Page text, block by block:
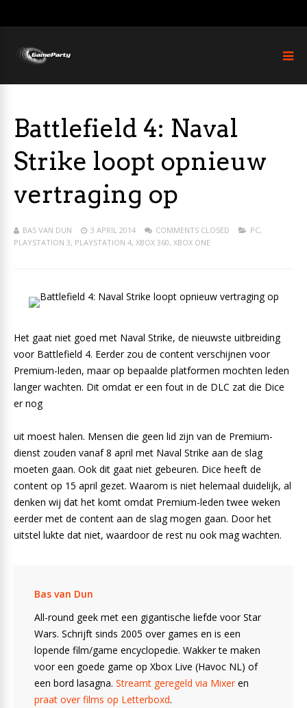
Battlefield 4: Naval
Strike loopt opnieuw
vertraging op
BAS VAN DUN 3 APRIL 2014 COMMENTS CLOSED PC,
PLAYSTATION 3, PLAYSTATION 4, XBOX 360, XBOX ONE
Het gaat niet goed met Naval Strike, de nieuwste uitbreiding
voor Battlefield 4. Eerder zou de content verschijnen voor
Premium-leden, maar op bepaalde platformen mochten leden
langer wachten. Dit omdat er een fout in de DLC zat die Dice
er nog
uit moest halen. Mensen die geen lid zijn van de Premium-
dienst zouden vanaf 8 april met Naval Strike aan de slag
moeten gaan. Ook dit gaat niet gebeuren. Dice heeft de
content op 15 april gezet. Waarom is niet helemaal duidelijk, al
denken wij dat het komt omdat Premium-leden twee weken
eerder met de content aan de slag mogen gaan. Door het
uitstel lukte dat niet, waardoor de rest nu ook mag wachten.
Bas van Dun
All-round geek met een gigantische liefde voor Star
Wars. Schrijft sinds 2005 over games en is een
lopende film/game encyclopedie. Wakker te maken
voor een goede game op Xbox Live (Havoc NL) of
een bord lasagna. Streamt geregeld via Mixeren
praat over films op Letterboxd.